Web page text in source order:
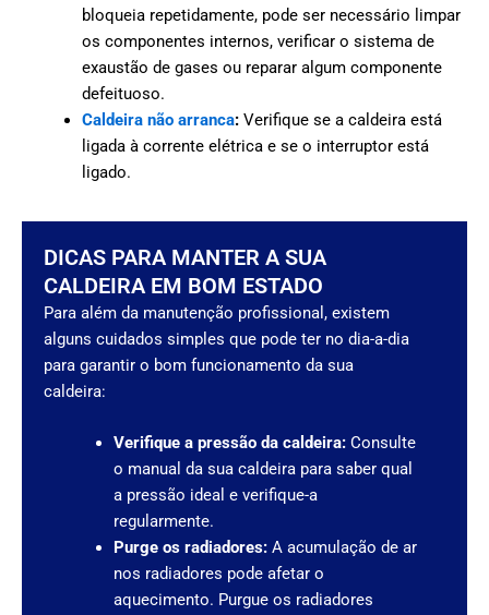
bloqueia repetidamente, pode ser necessário limpar
os componentes internos, verificar o sistema de
exaustão de gases ou reparar algum componente
defeituoso.
Caldeira não arranca: Verifique se a caldeira está
ligada à corrente elétrica e se o interruptor está
ligado.
DICAS PARA MANTER A SUA
CALDEIRA EM BOM ESTADO
Para além da manutenção profissional, existem
alguns cuidados simples que pode ter no dia-a-dia
para garantir o bom funcionamento da sua
caldeira:
Verifique a pressão da caldeira:Consulte
o manual da sua caldeira para saber qual
a pressão ideal e verifique-a
regularmente.
Purge os radiadores:A acumulação de ar
nos radiadores pode afetar o
aquecimento. Purgue os radiadores